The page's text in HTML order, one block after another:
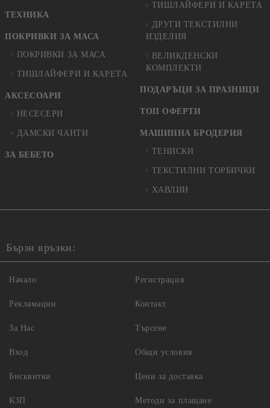
ТЕХНИКА
ПОКРИВКИ ЗА МАСА
ПОКРИВКИ ЗА МАСА
ТИШЛАЙФЕРИ И КАРЕТА
АКСЕСОАРИ
НЕСЕСЕРИ
ДАМСКИ ЧАНТИ
ЗА БЕБЕТО
ТИШЛАЙФЕРИ И КАРЕТА
ДРУГИ ТЕКСТИЛНИ
ИЗДЕЛИЯ
ВЕЛИКДЕНСКИ
КОМПЛЕКТИ
ПОДАРЪЦИ ЗА ПРАЗНИЦИ
ТОП ОФЕРТИ
МАШИННА БРОДЕРИЯ
ТЕНИСКИ
ТЕКСТИЛНИ ТОРБИЧКИ
ХАВЛИИ
Бързи връзки:
Начало
Рекламации
За Нас
Вход
Регистрация
Контакт
Търсене
Общи условия
Бисквитки
КЗП
Цени за доставка
Методи за плащане